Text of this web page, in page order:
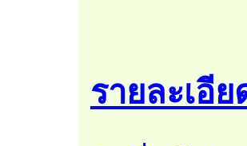
รายละเอี